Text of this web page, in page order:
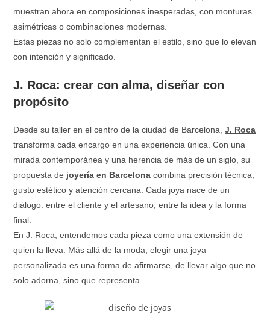
muestran ahora en composiciones inesperadas, con monturas
asimétricas o combinaciones modernas.
Estas piezas no solo complementan el estilo, sino que lo elevan
con intención y significado.
J. Roca: crear con alma, diseñar con
propósito
Desde su taller en el centro de la ciudad de Barcelona,J. Roca
transforma cada encargo en una experiencia única. Con una
mirada contemporánea y una herencia de más de un siglo, su
propuesta de joyería en Barcelona combina precisión técnica,
gusto estético y atención cercana. Cada joya nace de un
diálogo: entre el cliente y el artesano, entre la idea y la forma
final.
En J. Roca, entendemos cada pieza como una extensión de
quien la lleva. Más allá de la moda, elegir una joya
personalizada es una forma de afirmarse, de llevar algo que no
solo adorna, sino que representa.